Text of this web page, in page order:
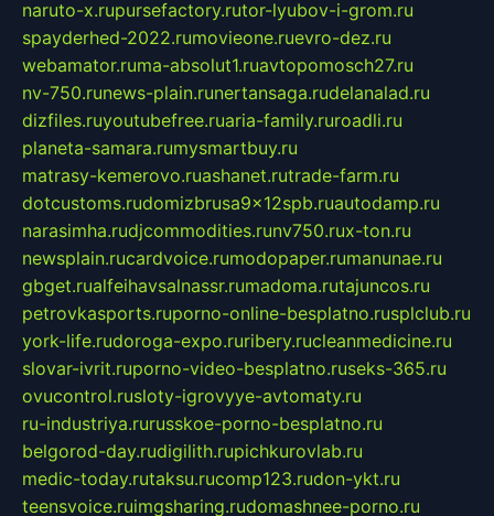
naruto-x.rupursefactory.rutor-lyubov-i-grom.ru
spayderhed-2022.rumovieone.ruevro-dez.ru
webamator.ruma-absolut1.ruavtopomosch27.ru
nv-750.runews-plain.runertansaga.rudelanalad.ru
dizfiles.ruyoutubefree.ruaria-family.ruroadli.ru
planeta-samara.rumysmartbuy.ru
matrasy-kemerovo.ruashanet.rutrade-farm.ru
dotcustoms.rudomizbrusa9x12spb.ruautodamp.ru
narasimha.rudjcommodities.runv750.rux-ton.ru
newsplain.rucardvoice.rumodopaper.rumanunae.ru
gbget.rualfeihavsalnassr.rumadoma.rutajuncos.ru
petrovkasports.ruporno-online-besplatno.rusplclub.ru
york-life.rudoroga-expo.ruribery.rucleanmedicine.ru
slovar-ivrit.ruporno-video-besplatno.ruseks-365.ru
ovucontrol.rusloty-igrovyye-avtomaty.ru
ru-industriya.rurusskoe-porno-besplatno.ru
belgorod-day.rudigilith.rupichkurovlab.ru
medic-today.rutaksu.rucomp123.rudon-ykt.ru
teensvoice.ruimgsharing.rudomashnee-porno.ru